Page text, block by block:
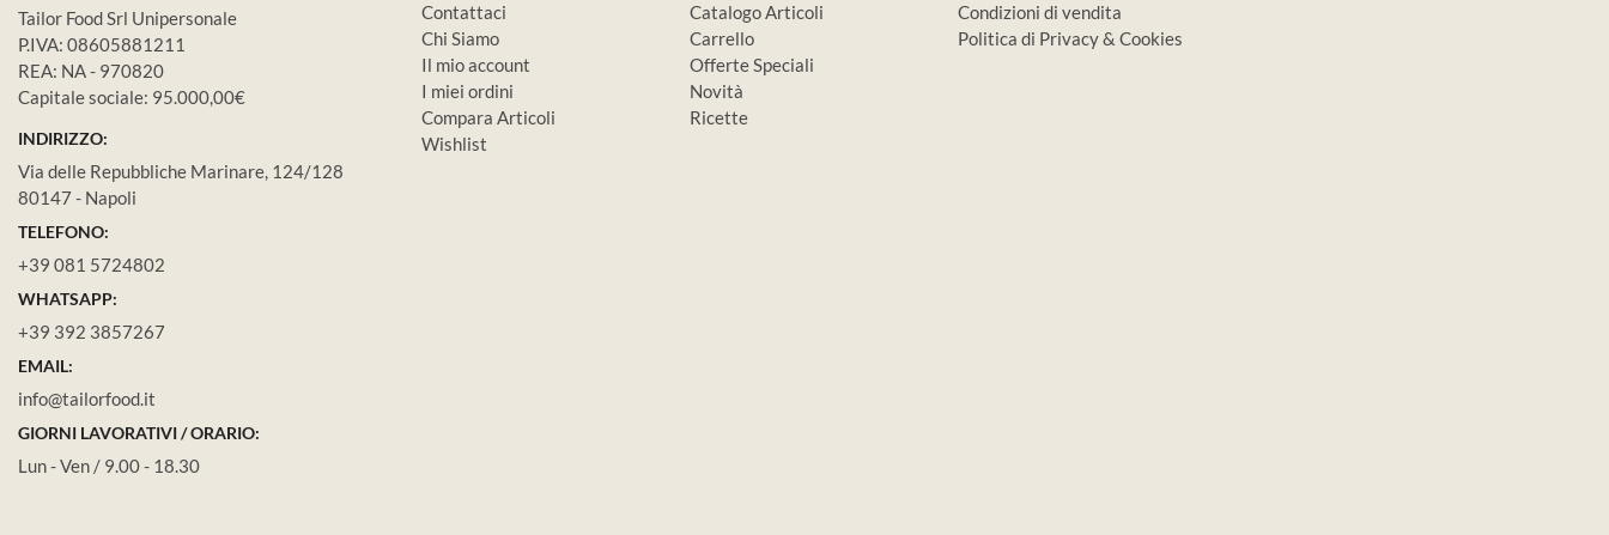
Tailor Food Srl Unipersonale
P.IVA: 08605881211
REA: NA - 970820
Capitale sociale: 95.000,00€
INDIRIZZO:
Via delle Repubbliche Marinare, 124/128
80147 - Napoli
TELEFONO:
+39 081 5724802
WHATSAPP:
+39 392 3857267
EMAIL:
info@tailorfood.it
GIORNI LAVORATIVI / ORARIO:
Lun - Ven / 9.00 - 18.30
Contattaci
Chi Siamo
Il mio account
I miei ordini
Compara Articoli
Wishlist
Catalogo Articoli
Carrello
Offerte Speciali
Novità
Ricette
Condizioni di vendita
Politica di Privacy & Cookies